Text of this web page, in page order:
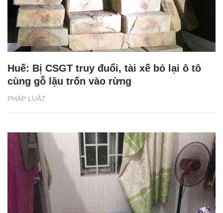
PHÁP LUẬT
Huế: Bị CSGT truy đuổi, tài xế bỏ lại ô tô
cùng gỗ lậu trốn vào rừng